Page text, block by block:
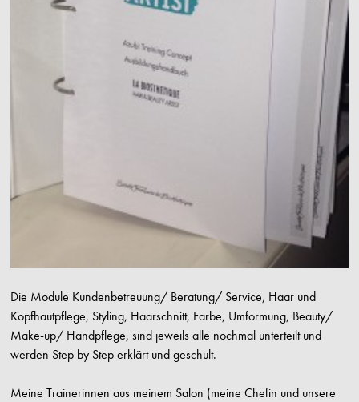
Die Module Kundenbetreuung/ Beratung/ Service, Haar und
Kopfhautpflege, Styling, Haarschnitt, Farbe, Umformung, Beauty/
Make-up/ Handpflege, sind jeweils alle nochmal unterteilt und
werden Step by Step erklärt und geschult.
Meine Trainerinnen aus meinem Salon (meine Chefin und unsere